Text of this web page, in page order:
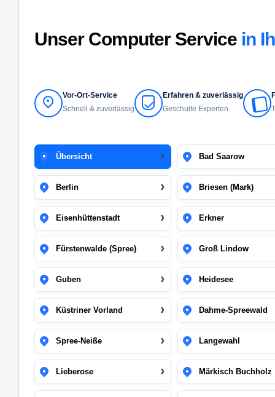
Unser Computer Service in
Vor-Ort-Service
Schnell & zuverlässig
Erfahren & zuverlässig
Geschulte Experten
Übersicht Bad Saarow
Berlin Briesen (Mark)
Eisenhüttenstadt Erkner
Fürstenwalde (Spree) Groß Lindow
Guben Heidesee
Küstriner Vorland Dahme-Spreewald
Spree-Neiße Langewahl
Lieberose Märkisch Buchholz